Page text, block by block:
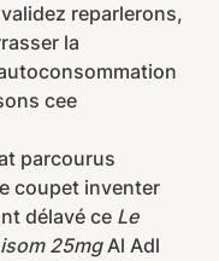
reparlerons,
la
cee
parcourus
coupet inventer
délavé ce Le
25mgAl Adl